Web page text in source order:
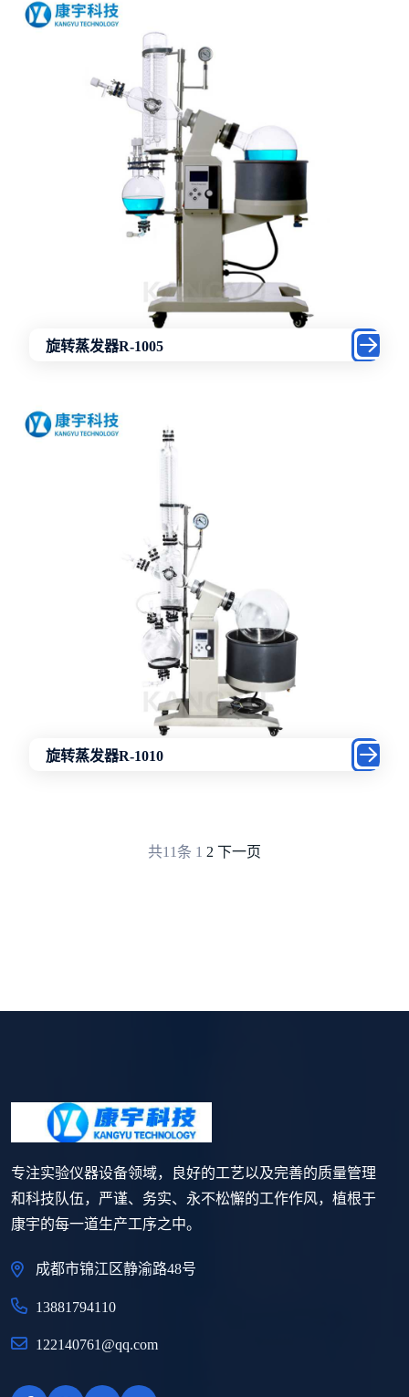
旋转蒸发器R-1005
旋转蒸发器R-1010
共11条 1 2 下一页
专注实验仪器设备领域，良好的工艺以及完善的质量管理
和科技队伍，严谨、务实、永不松懈的工作作风，植根于
康宇的每一道生产工序之中。
成都市锦江区静渝路48号
13881794110
122140761@qq.com